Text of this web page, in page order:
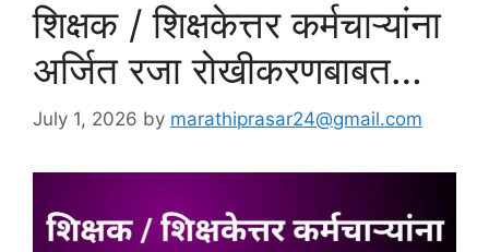
शिक्षक / शिक्षकेत्तर कर्मचाऱ्यांना
अर्जित रजा रोखीकरणबाबत…
July 1, 2026 by marathiprasar24@gmail.com